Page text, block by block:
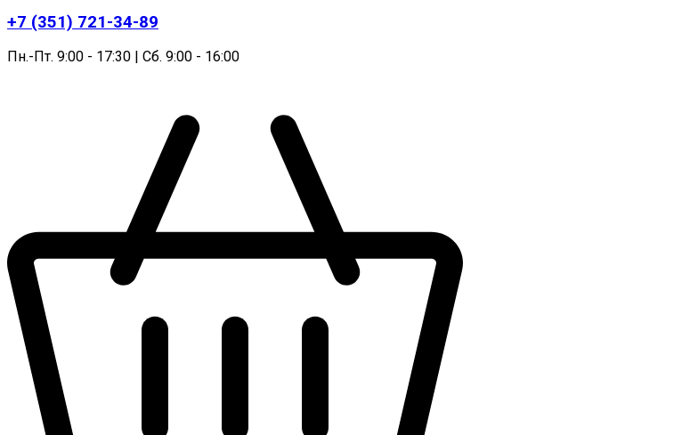
+7 (351) 721-34-89
Пн.-Пт. 9:00 - 17:30 | Сб. 9:00 - 16:00